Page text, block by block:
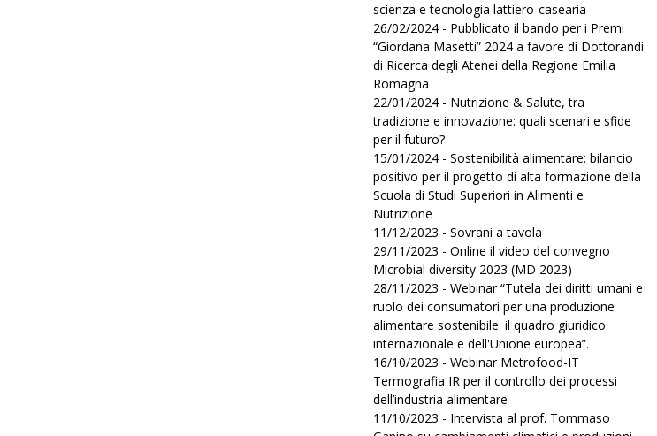
scienza e tecnologia lattiero-casearia
26/02/2024 - Pubblicato il bando per i Premi
“Giordana Masetti” 2024 a favore di Dottorandi
di Ricerca degli Atenei della Regione Emilia
Romagna
22/01/2024 - Nutrizione & Salute, tra
tradizione e innovazione: quali scenari e sfide
per il futuro?
15/01/2024 - Sostenibilità alimentare: bilancio
positivo per il progetto di alta formazione della
Scuola di Studi Superiori in Alimenti e
Nutrizione
11/12/2023 - Sovrani a tavola
29/11/2023 - Online il video del convegno
Microbial diversity 2023 (MD 2023)
28/11/2023 - Webinar “Tutela dei diritti umani e
ruolo dei consumatori per una produzione
alimentare sostenibile: il quadro giuridico
internazionale e dell'Unione europea”.
16/10/2023 - Webinar Metrofood-IT
Termografia IR per il controllo dei processi
dell’industria alimentare
11/10/2023 - Intervista al prof. Tommaso